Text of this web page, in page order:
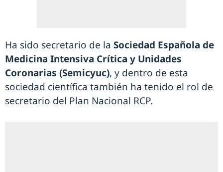
Ha sido secretario de la Sociedad Española de
Medicina Intensiva Crítica y Unidades
Coronarias (Semicyuc), y dentro de esta
sociedad científica también ha tenido el rol de
secretario del Plan Nacional RCP.